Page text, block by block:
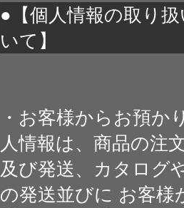
●【個人情報の取り
いて】
・お客様からお預か
人情報は、商品の注
及び発送、カタログ
の発送並びに お客様